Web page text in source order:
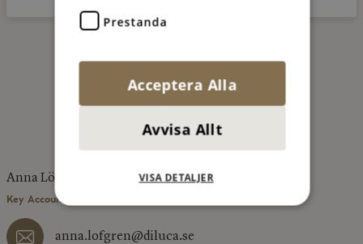
KONTAKTA OSS
Anna Löfgren
Key Account Manager, Region Mellan/Norr
anna.lofgren@diluca.se
Prestanda
Acceptera Alla
Avvisa Allt
VISA DETALJER